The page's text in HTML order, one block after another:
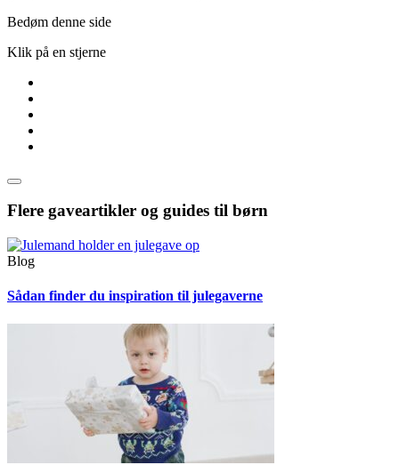
Bedøm denne side
Klik på en stjerne
Flere gaveartikler og guides til børn
Blog
Sådan finder du inspiration til julegaverne